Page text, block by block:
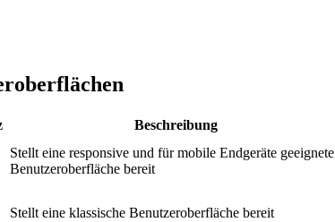
Beschreibung
Stellt eine responsive und für mobile Endgeräte geeignete
Benutzeroberfläche bereit
Stellt eine klassische Benutzeroberfläche bereit